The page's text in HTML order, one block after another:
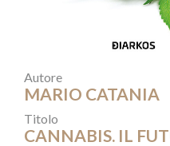
Autore
MARIO CATANIA
Titolo
CANNABIS. IL